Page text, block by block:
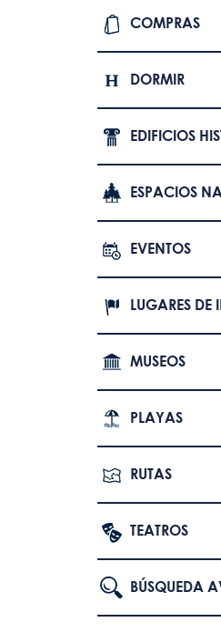
COMPRAS
DORMIR
EDIFICIOS
ESPACIOS
EVENTOS
LUGARES DE
MUSEOS
PLAYAS
RUTAS
TEATROS
BÚSQUEDA